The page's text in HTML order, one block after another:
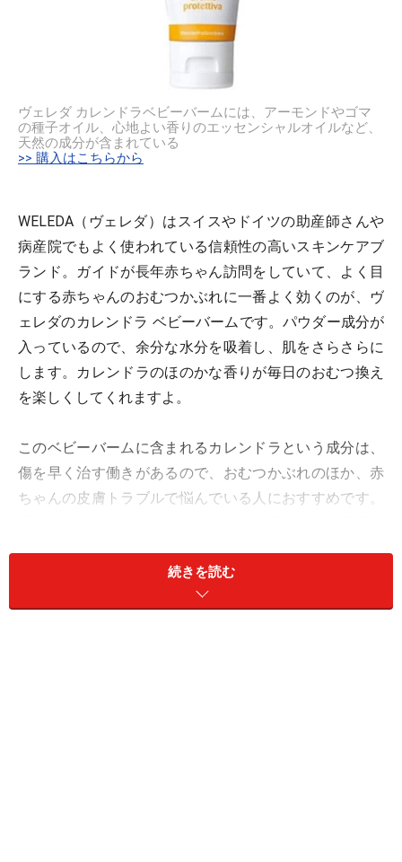
ヴェレダ カレンドラベビーバームには、アーモンドやゴマ
の種子オイル、心地よい香りのエッセンシャルオイルなど、
天然の成分が含まれている
>> 購入はこちらから
WELEDA（ヴェレダ）はスイスやドイツの助産師さんや
病産院でもよく使われている信頼性の高いスキンケアブ
ランド。ガイドが長年赤ちゃん訪問をしていて、よく目
にする赤ちゃんのおむつかぶれに一番よく効くのが、ヴ
ェレダのカレンドラ ベビーバームです。パウダー成分が
入っているので、余分な水分を吸着し、肌をさらさらに
します。カレンドラのほのかな香りが毎日のおむつ換え
を楽しくしてくれますよ。
このベビーバームに含まれるカレンドラという成分は、
傷を早く治す働きがあるので、おむつかぶれのほか、赤
ちゃんの皮膚トラブルで悩んでいる人におすすめです。
に1本は常備しておくとよいでしょう。
続きを読む